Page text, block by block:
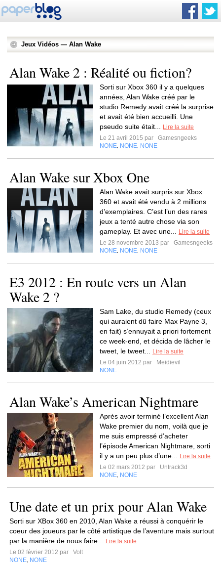
Jeux Vidéos — Alan Wake
Alan Wake 2 : Réalité ou fiction?
Sorti sur Xbox 360 il y a quelques
années, Alan Wake créé par le
studio Remedy avait créé la surprise
et avait été bien accueilli. Une
pseudo suite était...
Lire la suite
Le 21 avril 2015 par
Gamesngeeks
NONE NONE NONE
Alan Wake sur Xbox One
Alan Wake avait surpris sur Xbox
360 et avait été vendu à 2 millions
d’exemplaires. C’est l’un des rares
jeux a tenté autre chose via son
gameplay. Et avec une...
Lire la suite
Le 28 novembre 2013 par
Gamesngeeks
NONE NONE NONE
E3 2012 : En route vers un Alan
Wake 2 ?
Sam Lake, du studio Remedy (ceux
qui auraient dû faire Max Payne 3,
en fait) s’ennuyait a priori fortement
ce week-end, et décida de lâcher le
tweet, le tweet...
Lire la suite
Le 04 juin 2012 par
Meidievil
NONE
Alan Wake’s American Nightmare
Après avoir terminé l’excellent Alan
Wake premier du nom, voilà que je
me suis empressé d’acheter
l’épisode American Nightmare, sorti
il y a un peu plus d’une...
Lire la suite
Le 02 mars 2012 par
Untrack3d
NONE NONE
Une date et un prix pour Alan Wake
Sorti sur XBox 360 en 2010, Alan Wake a réussi à conquérir le
coeur des joueurs par le côté artistique de l’aventure mais surtout
par la manière de nous faire...
Lire la suite
Le 02 février 2012 par
Volt
NONE NONE